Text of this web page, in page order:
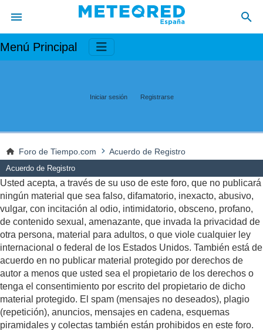
Menú Principal
Iniciar sesión Registrarse
Foro de Tiempo.com Acuerdo de Registro
Acuerdo de Registro
Usted acepta, a través de su uso de este foro, que no publicará
ningún material que sea falso, difamatorio, inexacto, abusivo,
vulgar, con incitación al odio, intimidatorio, obsceno, profano,
de contenido sexual, amenazante, que invada la privacidad de
otra persona, material para adultos, o que viole cualquier ley
internacional o federal de los Estados Unidos. También está de
acuerdo en no publicar material protegido por derechos de
autor a menos que usted sea el propietario de los derechos o
tenga el consentimiento por escrito del propietario de dicho
material protegido. El spam (mensajes no deseados), plagio
(repetición), anuncios, mensajes en cadena, esquemas
piramidales y colectas también están prohibidos en este foro.